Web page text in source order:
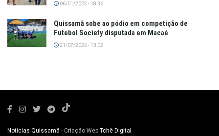
06/01/2025 - 18:36
Quissamã sobe ao pódio em competição de
Futebol Society disputada em Macaé
21/07/2026 - 13:02
Notícias Quissamã - Criação Web Tchê Digital